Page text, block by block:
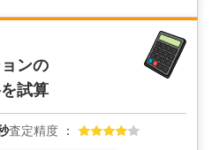
ンの
試算
査定精度